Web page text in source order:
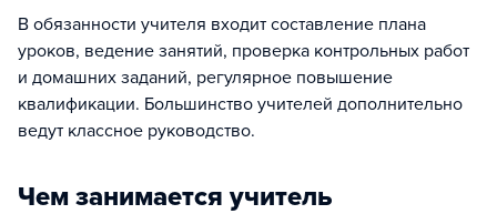
В обязанности учителя входит составление плана
уроков, ведение занятий, проверка контрольных работ
и домашних заданий, регулярное повышение
квалификации. Большинство учителей дополнительно
ведут классное руководство.
Чем занимается учитель